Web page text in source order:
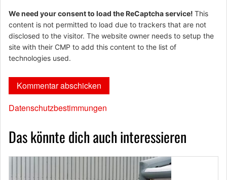
We need your consent to load the ReCaptcha service! This
content is not permitted to load due to trackers that are not
disclosed to the visitor. The website owner needs to setup the
site with their CMP to add this content to the list of
technologies used.
Datenschutzbestimmungen
Das könnte dich auch interessieren